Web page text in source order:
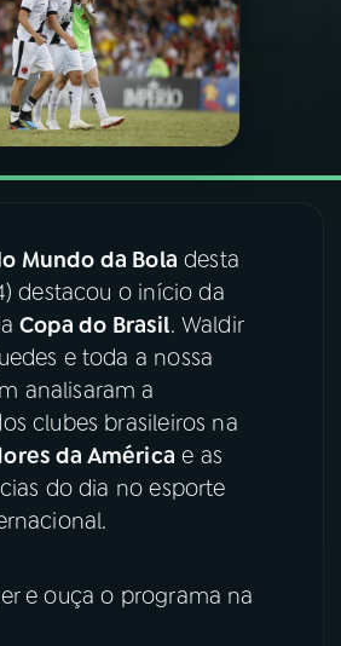
NACIONAL
X
Mundo da Bola desta
destacou o início da
Copa do Brasil. Waldir
e toda a nossa
analisaram a
clubes brasileiros na
da América e as
do dia no esporte
e ouça o programa na